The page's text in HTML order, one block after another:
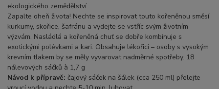
ekologického zemědělství.
Zapalte oheň života! Nechte se inspirovat touto kořeněnou směsí
kurkumy, skořice, šafránu a vydejte se vstříc svým životním
výzvám. Nasládlá a kořeněná chuť se dobře kombinuje s
exotickými polévkami a kari. Obsahuje lékořici – osoby s vysokým
krevním tlakem by se měly vyvarovat nadměrné spotřeby. 18
nálevových sáčků à 1,7 g
Návod k přípravě: čajový sáček na šálek (cca 250 ml) přelejte